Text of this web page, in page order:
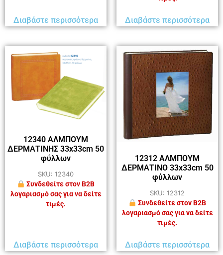
Διαβάστε περισσότερα Διαβάστε περισσότερα
12340 ΑΛΜΠΟΥΜ
ΔΕΡΜΑΤΙΝΗΣ 33x33cm 50
φύλλων
SKU: 12340
Συνδεθείτε στον B2B
λογαριασμό σας για να δείτε
τιμές.
Διαβάστε περισσότερα
12312 ΑΛΜΠΟΥΜ
ΔΕΡΜΑΤΙΝΟ 33x33cm 50
φύλλων
SKU: 12312
Συνδεθείτε στον B2B
λογαριασμό σας για να δείτε
τιμές.
Διαβάστε περισσότερα